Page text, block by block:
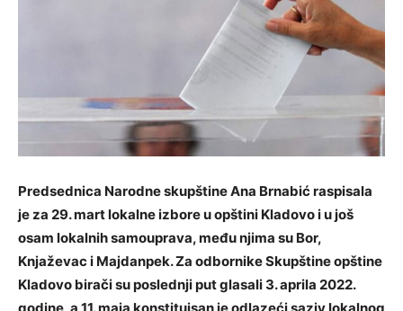
Predsednica Narodne skupštine Ana Brnabić raspisala
je za 29. mart lokalne izbore u opštini Kladovo i u još
osam lokalnih samouprava, među njima su Bor,
Knjaževac i Majdanpek. Za odbornike Skupštine opštine
Kladovo birači su poslednji put glasali 3. aprila 2022.